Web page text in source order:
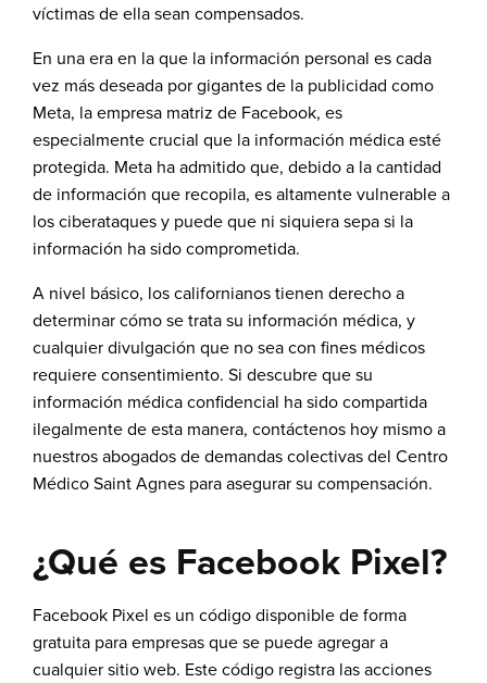
víctimas de ella sean compensados.
En una era en la que la información personal es cada
vez más deseada por gigantes de la publicidad como
Meta, la empresa matriz de Facebook, es
especialmente crucial que la información médica esté
protegida. Meta ha admitido que, debido a la cantidad
de información que recopila, es altamente vulnerable a
los ciberataques y puede que ni siquiera sepa si la
información ha sido comprometida.
A nivel básico, los californianos tienen derecho a
determinar cómo se trata su información médica, y
cualquier divulgación que no sea con fines médicos
requiere consentimiento. Si descubre que su
información médica confidencial ha sido compartida
ilegalmente de esta manera, contáctenos hoy mismo a
nuestros abogados de demandas colectivas del Centro
Médico Saint Agnes para asegurar su compensación.
¿Qué es Facebook Pixel?
Facebook Pixel es un código disponible de forma
gratuita para empresas que se puede agregar a
cualquier sitio web. Este código registra las acciones